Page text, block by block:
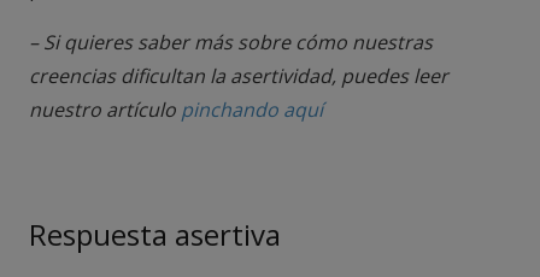
– Si quieres saber más sobre cómo nuestras
creencias dificultan la asertividad, puedes leer
nuestro artículo pinchando aquí
Respuesta asertiva